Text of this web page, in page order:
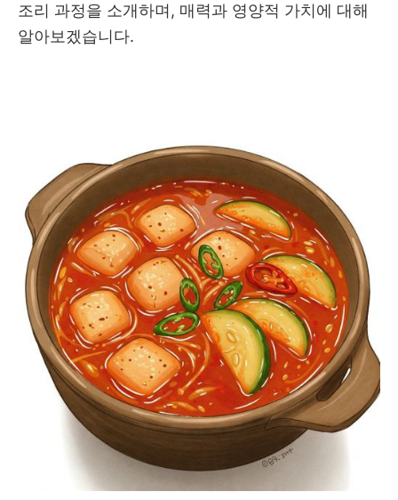
조리 과정을 소개하며, 매력과 영양적 가치에 대해
알아보겠습니다.